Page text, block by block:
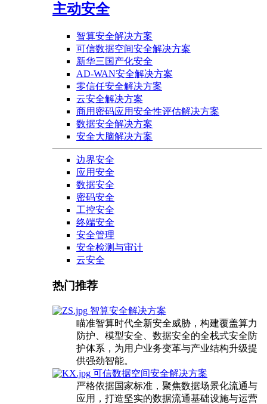
主动安全
智算安全解决方案
可信数据空间安全解决方案
新华三国产化安全
AD-WAN安全解决方案
零信任安全解决方案
云安全解决方案
商用密码应用安全性评估解决方案
数据安全解决方案
安全大脑解决方案
边界安全
应用安全
数据安全
密码安全
工控安全
终端安全
安全管理
安全检测与审计
云安全
热门推荐
智算安全解决方案
瞄准智算时代全新安全威胁，构建覆盖算力
防护、模型安全、数据安全的全栈式安全防
护体系，为用户业务变革与产业结构升级提
供强劲智能。
可信数据空间安全解决方案
严格依据国家标准，聚焦数据场景化流通与
应用，打造坚实的数据流通基础设施与运营